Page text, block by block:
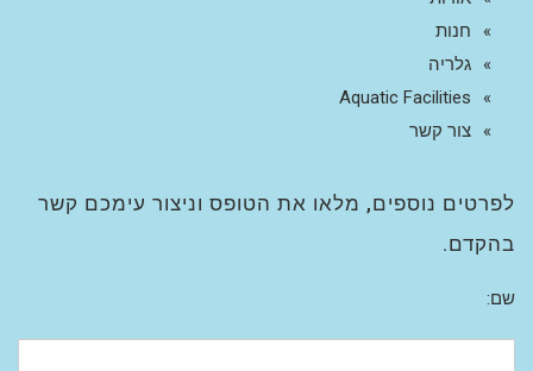
חנות
גלריה
Aquatic Facilities
צור קשר
לפרטים נוספים, מלאו את הטופס וניצור עימכם קשר
בהקדם.
שם: